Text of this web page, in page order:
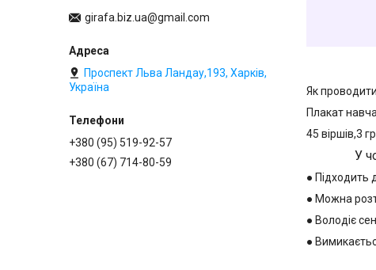
Як
Плакат
45 віршів,3
У
● Підходить
● Можна
● Володіє
●
girafa.biz.ua@gmail.com
Проспект Льва Ландау,193, Харків,
Україна
+380 (95) 519-92-57
+380 (67) 714-80-59